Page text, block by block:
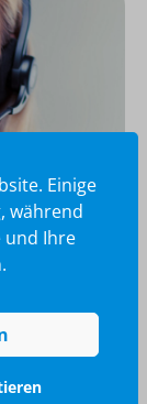
Einige
während
und Ihre